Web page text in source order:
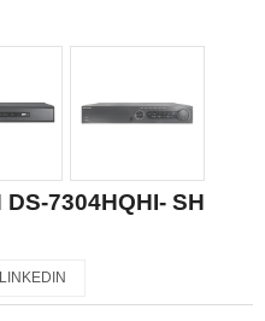
7304HQHI- SH
LINKEDIN